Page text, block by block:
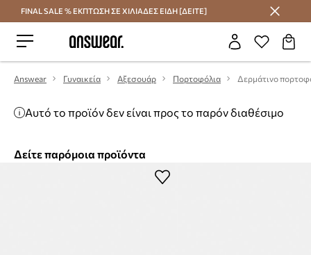
Εξοικονομήστε με το Answear Club
FINAL SALE % ΕΚΠΤΩΣΗ ΣΕ ΧΙΛΙΑΔΕΣ ΕΙΔΗ [ΔΕΙΤΕ]
Answear Γυναικεία Αξεσουάρ Πορτοφόλια Δερμάτινο
Αυτό το προϊόν δεν είναι προς το παρόν διαθέσιμο
Δείτε παρόμοια προϊόντα